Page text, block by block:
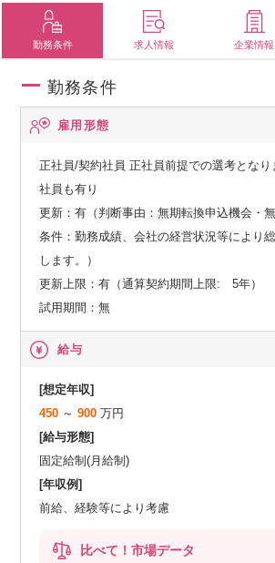
勤務条件 求人情報 企業情報
勤務条件
雇用形態
正社員/契約社員 正社員前提での選考とな
社員も有り
更新：有（判断事由：無期転換申込機会・
条件：勤務成績、会社の経営状況等により
します。）
更新上限：有（通算契約期間上限: 5年）
試用期間：無
給与
[想定年収]
450 ～900 万円
[給与形態]
固定給制(月給制)
[年収例]
前給、経験等により考慮
比べて！市場データ